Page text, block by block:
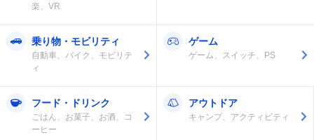
楽、VR
乗り物・モビリティ
自動車、バイク、モビリテ
ィ
ゲーム
ゲーム、スイッチ、PS
フード・ドリンク
ごはん、お菓子、お酒、コ
ーヒー
アウトドア
キャンプ、アクティビティ